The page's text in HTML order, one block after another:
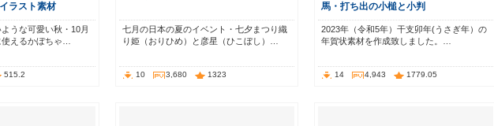
ラスト素材
うな可愛い秋・10月
えるかぼちゃ…
515.2
七月の日本の夏のイベント・七夕まつり織
り姫（おりひめ）と彦星（ひこぼし）…
10 3,680 1323
馬・打ち出の小槌と小判
2023年（令和5年）干支卯年(うさぎ年）の
年賀状素材を作成致しました。…
14 4,943 1779.05